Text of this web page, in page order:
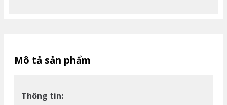
Mô tả sản phẩm
Thông tin: